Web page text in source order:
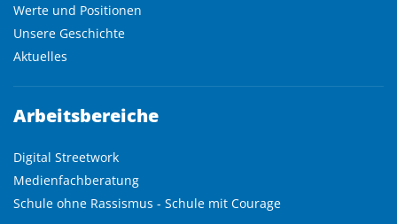
Werte und Positionen
Unsere Geschichte
Aktuelles
Arbeitsbereiche
Digital Streetwork
Medienfachberatung
Schule ohne Rassismus - Schule mit Courage